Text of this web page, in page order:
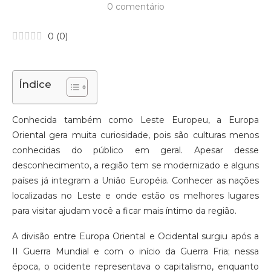
0 comentário
0 (0)
Índice
Conhecida também como Leste Europeu, a Europa
Oriental gera muita curiosidade, pois são culturas menos
conhecidas do público em geral. Apesar desse
desconhecimento, a região tem se modernizado e alguns
países já integram a União Européia. Conhecer as nações
localizadas no Leste e onde estão os melhores lugares
para visitar ajudam você a ficar mais íntimo da região.
A divisão entre Europa Oriental e Ocidental surgiu após a
II Guerra Mundial e com o início da Guerra Fria; nessa
época, o ocidente representava o capitalismo, enquanto